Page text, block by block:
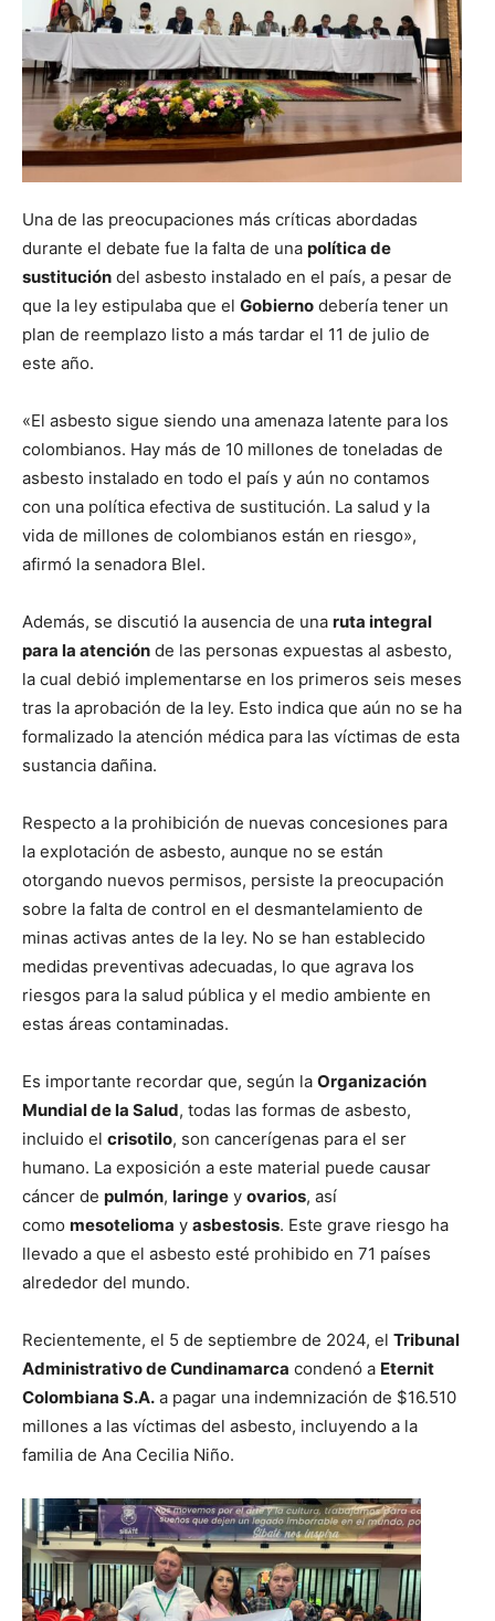
Una de las preocupaciones más críticas abordadas
durante el debate fue la falta de una política de
sustitución del asbesto instalado en el país, a pesar de
que la ley estipulaba que el Gobierno debería tener un
plan de reemplazo listo a más tardar el 11 de julio de
este año.
«El asbesto sigue siendo una amenaza latente para los
colombianos. Hay más de 10 millones de toneladas de
asbesto instalado en todo el país y aún no contamos
con una política efectiva de sustitución. La salud y la
vida de millones de colombianos están en riesgo»,
afirmó la senadora Blel.
Además, se discutió la ausencia de una ruta integral
para la atención de las personas expuestas al asbesto,
la cual debió implementarse en los primeros seis meses
tras la aprobación de la ley. Esto indica que aún no se ha
formalizado la atención médica para las víctimas de esta
sustancia dañina.
Respecto a la prohibición de nuevas concesiones para
la explotación de asbesto, aunque no se están
otorgando nuevos permisos, persiste la preocupación
sobre la falta de control en el desmantelamiento de
minas activas antes de la ley. No se han establecido
medidas preventivas adecuadas, lo que agrava los
riesgos para la salud pública y el medio ambiente en
estas áreas contaminadas.
Es importante recordar que, según la Organización
Mundial de la Salud, todas las formas de asbesto,
incluido el crisotilo, son cancerígenas para el ser
humano. La exposición a este material puede causar
cáncer de pulmón, laringe y ovarios, así
como mesotelioma y asbestosis. Este grave riesgo ha
llevado a que el asbesto esté prohibido en 71 países
alrededor del mundo.
Recientemente, el 5 de septiembre de 2024, el Tribunal
Administrativo de Cundinamarca condenó a Eternit
Colombiana S.A. a pagar una indemnización de $16.510
millones a las víctimas del asbesto, incluyendo a la
familia de Ana Cecilia Niño.